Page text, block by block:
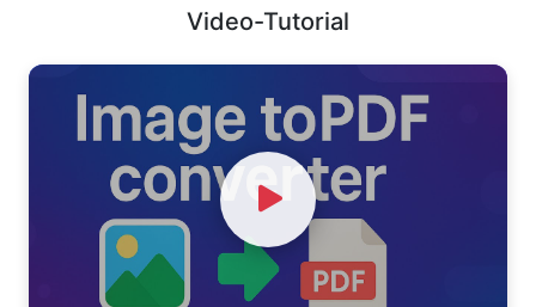
Video-Tutorial
Watch Video